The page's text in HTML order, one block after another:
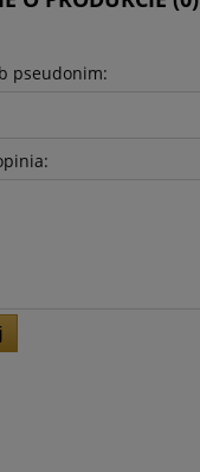
pseudonim: